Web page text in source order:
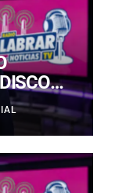
OBRAS
JULIO